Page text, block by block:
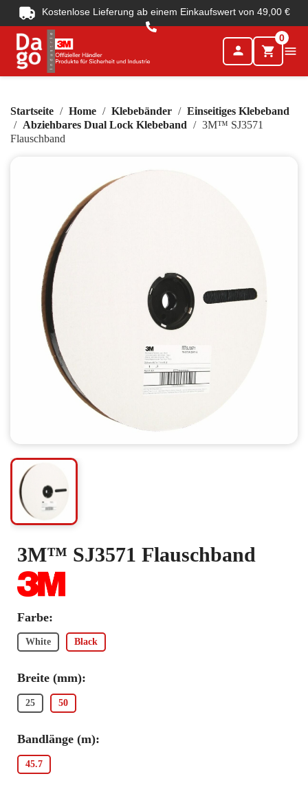
Kostenlose Lieferung ab einem Einkaufswert von 49,00 €
person shopping_cart
0

Startseite Home Klebebänder
Einseitiges Klebeband
Abziehbares Dual Lock Klebeband
3M™ SJ3571
Flauschband
3M™ SJ3571 Flauschband
Farbe:
White Black
Breite (mm):
25 50
Bandlänge (m):
45.7